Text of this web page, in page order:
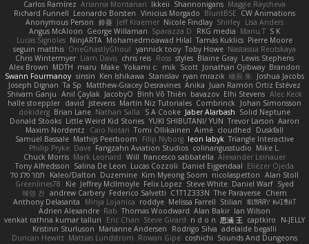
Carlos Ramírez Arianna Montanari Ikkeii Shannonigans Maggie Raycheva
Richard Funnell Leonardo Borsten Vinicius Morgado BluntBSE CW Animations
Anonymous Person 鈴葵 Jeff Kraemer Nicole Findlay Shirley Lisa Anders
Angus McAloon George Willaman Sparazza D RKG media Manu T S K
Lucas Signoles NinjARTA Mohamedmoawad Hilal Tamás Kuklics Pierre Moore
seguin matthis OneGhastlyGhoul yannick tooy Toby Howe Nastassia Reutskaya
Chris Wintermyer Liam Davis chris reis Ross styles Blaine Gray Lewis Stephens
Alex Brown MDTH maru Make Yokami c: mik Scott Jonathan Ojibway Brandon
Swann Fourmanoy sinsin Ken Ishikawa Stanislav ryan mrazik 峻辰 朱
Joshua Jacobs
Joseph Dignan Ta Sp Matthew-Gracey Desravines Anika Juan Ramón Ortiz Estévez
Shivam Ganju Anıl Çaylak JacobyO Bình Võ Thiên bavazov Elhi Stevens Alec Keck
halle stoeppler david jstevens Martín Niz Tutoriales Combrinck Johan Simonsson
dokiderg Brian Lane Nathan Salla S A Cooke Jaber Alarbash Solid Neptune
Donald Stooks Little Weird Kid Stories YUKI SHIBUTANI/ YUN Trevor Larson Aaron
Maxim Nordentz
Caio Notari Tomi Ollikainen Aimé cloudhed
Duskfall
Samuel Bassale Mathijs Peerboom Filip Nyborg leon labyk Triangle Interactive
Philip Pryke Dave Fangzahn Aviation Studios colinangusstudio Mike L.
Chuck Morris Mark Leonard Will francesco sabbatella Alexander Leinauer
Tony Alfredsson Salina De Leon Lucas Cozzoli Daniel Eijgendaal Eliézer Ojeda
תמר פלג טל
Kaleo/Dalton Duzemine Kim Myeong Soom nicolaspetton Alan Stoll
Greenlines78
Kie Jeffrey McIlmoyle Felix Lopez Steve White Daniel Warf Syed
혜영 전 andrew Carbery Federico Salvetti C1T1Z333N The Paraverse Chem
Anthony Delasanta
Minja Lojanica roddye Melissa Farrell Stilian ꌃ꒒ꀎꋪꋪꌩ ꀘꈤꀤꁅꃅ꓄
Adrien Alexandre Rab Thomas Woodward Alan Bakir Ian Wilson
venkat rathna kumar talluri
Eric Chan Steve Girard n d o n 思涵 王 captkiro
N-JELLY
Kristinn Sturluson Marianne Andersen Rodrigo Silva adelaide begalli
Duncan Hewitt Mattias Lundstrom Rowan Gipe coshichi Sounds And Dungeons